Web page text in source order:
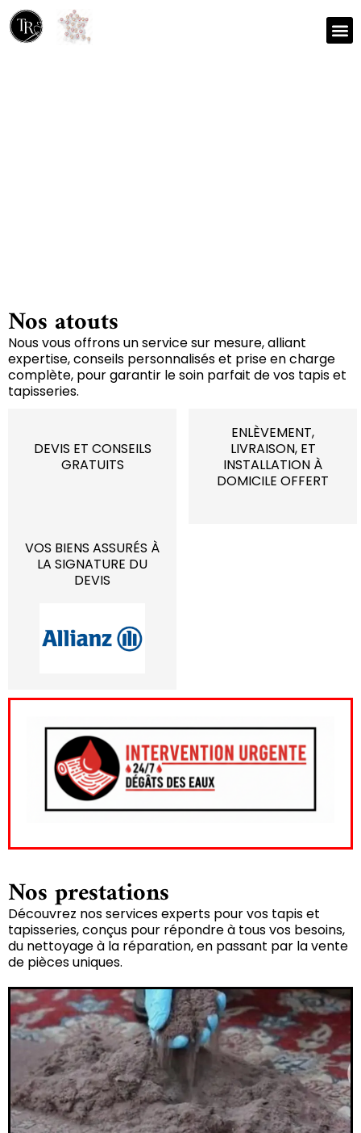
Nos atouts
Nous vous offrons un service sur mesure, alliant
expertise, conseils personnalisés et prise en charge
complète, pour garantir le soin parfait de vos tapis et
tapisseries.
DEVIS ET CONSEILS
GRATUITS
ENLÈVEMENT,
LIVRAISON, ET
INSTALLATION À
DOMICILE OFFERT
VOS BIENS ASSURÉS À
LA SIGNATURE DU
DEVIS
Nos prestations
Découvrez nos services experts pour vos tapis et
tapisseries, conçus pour répondre à tous vos besoins,
du nettoyage à la réparation, en passant par la vente
de pièces uniques.